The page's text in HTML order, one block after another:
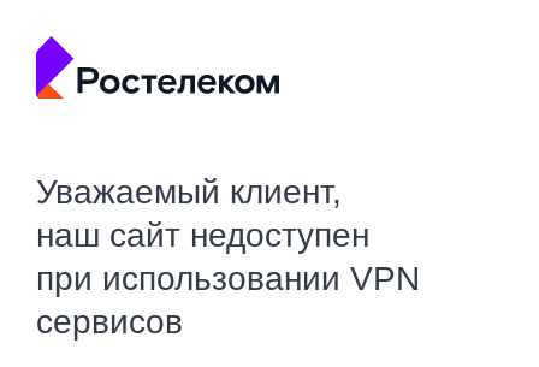
Уважаемый клиент,
наш сайт недоступен
при использовании VPN
сервисов